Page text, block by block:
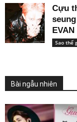
Cựu
EVAN
Sao thế
Bài ngẫu nhiên